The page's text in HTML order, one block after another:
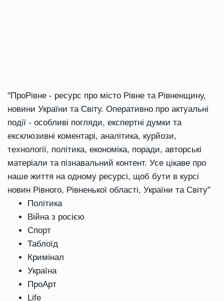
"ПроРівне - ресурс про місто Рівне та Рівненщину,
новини України та Світу. Оперативно про актуальні
події - особливі погляди, експертні думки та
ексклюзивні коментарі, аналітика, курйози,
технології, політика, економіка, поради, авторські
матеріали та пізнавальний контент. Усе цікаве про
наше життя на одному ресурсі, щоб бути в курсі
новин Рівного, Рівненької області, України та Світу"
Політика
Війна з росією
Спорт
Таблоїд
Кримінал
Україна
ПроАрт
Life